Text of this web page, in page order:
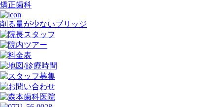
矯正歯科
削 る量が少ないブリッジ